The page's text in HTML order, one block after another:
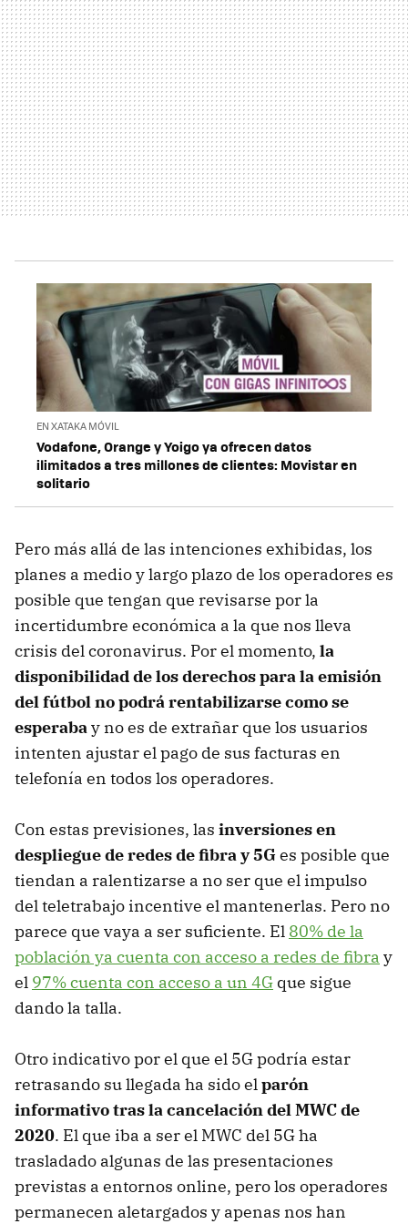
EN XATAKA MÓVIL
Vodafone, Orange y Yoigo ya ofrecen datos
ilimitados a tres millones de clientes: Movistar en
solitario
Pero más allá de las intenciones exhibidas, los
planes a medio y largo plazo de los operadores es
posible que tengan que revisarse por la
incertidumbre económica a la que nos lleva
crisis del coronavirus. Por el momento, la
disponibilidad de los derechos para la emisión
del fútbol no podrá rentabilizarse como se
esperabay no es de extrañar que los usuarios
intenten ajustar el pago de sus facturas en
telefonía en todos los operadores.
Con estas previsiones, las inversiones en
despliegue de redes de fibra y 5Ges posible que
tiendan a ralentizarse a no ser que el impulso
del teletrabajo incentive el mantenerlas. Pero no
parece que vaya a ser suficiente. El 80% de la
población ya cuenta con acceso a redes de fibra y
el 97% cuenta con acceso a un 4G que sigue
dando la talla.
Otro indicativo por el que el 5G podría estar
retrasando su llegada ha sido elparón
informativo tras la cancelación del MWC de
2020. El que iba a ser el MWC del 5G ha
trasladado algunas de las presentaciones
previstas a entornos online, pero los operadores
permanecen aletargados y apenas nos han